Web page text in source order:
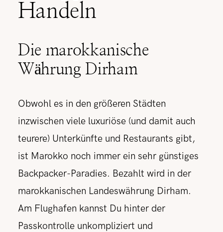
Handeln
Die marokkanische
Währung Dirham
Obwohl es in den größeren Städten
inzwischen viele luxuriöse (und damit auch
teurere) Unterkünfte und Restaurants gibt,
ist Marokko noch immer ein sehr günstiges
Backpacker-Paradies. Bezahlt wird in der
marokkanischen Landeswährung Dirham.
Am Flughafen kannst Du hinter der
Passkontrolle unkompliziert und